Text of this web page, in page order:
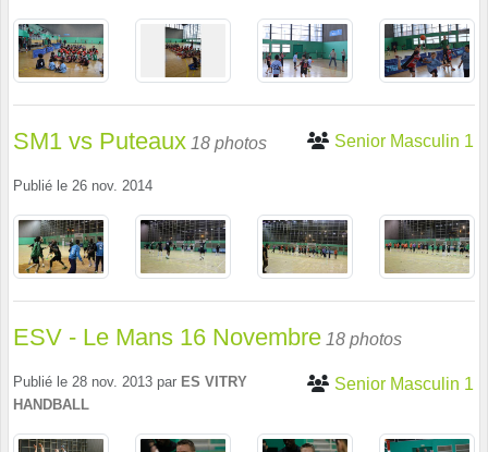
SM1 vs Puteaux 18 photos Senior Masculin 1
Publié le 26 nov. 2014
ESV - Le Mans 16 Novembre 18 photos
Senior Masculin 1
Publié le 28 nov. 2013 par ES VITRY
HANDBALL